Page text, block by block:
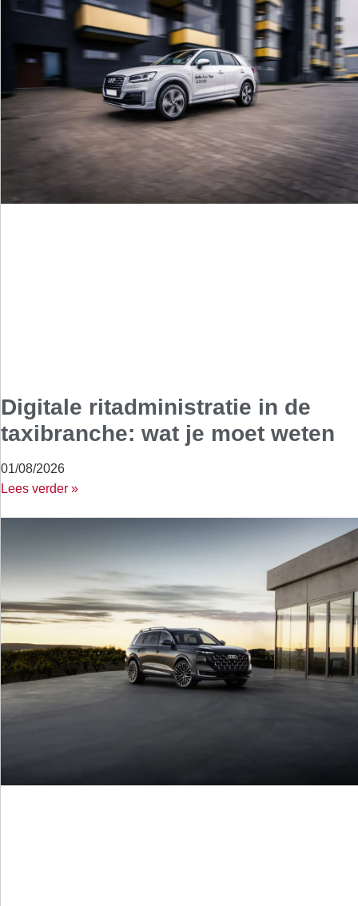
Digitale ritadministratie in de
taxibranche: wat je moet weten
01/08/2026
Lees verder »